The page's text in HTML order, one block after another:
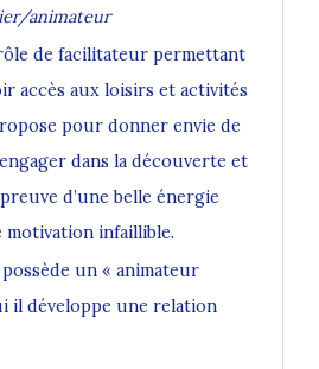
animateur
de facilitateur permettant
accès aux loisirs et activités
pour donner envie de
dans la découverte et
d’une belle énergie
infaillible.
un « animateur
il développe une relation